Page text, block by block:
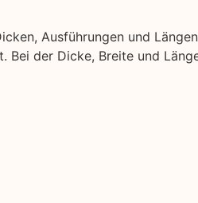
Ausführungen und
der Dicke, Breite und